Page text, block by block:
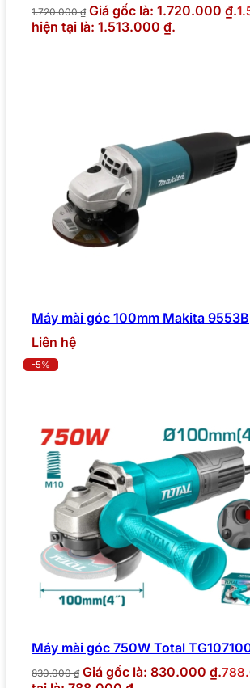
1.720.000₫ Giá gốc là: 1.720.000 ₫.
hiện tại là: 1.513.000 ₫.
Máy mài góc 100mm Makita 9553B
Liên hệ
-5%
Máy mài góc 750W Total
830.000₫ Giá gốc là: 830.000 ₫.